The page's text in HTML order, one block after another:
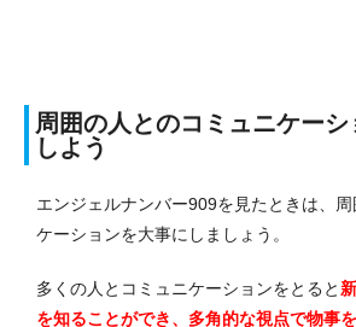
周囲の人とのコミュニケー
しよう
エンジェルナンバー909を見たときは、
ケーションを大事にしましょう。
多くの人とコミュニケーションをとると
を知ることができ、多角的な視点で物事